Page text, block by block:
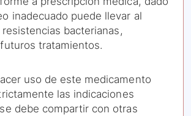
inadecuado puede llevar al
bacterianas,
tratamientos.
uso de este medicamento
las indicaciones
debe compartir con otras